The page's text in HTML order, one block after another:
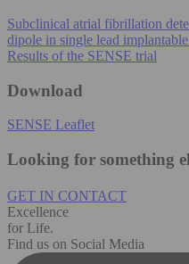
Subclinical atrial fibrillation
dipole in single lead
Results of the SENSE trial
Download
SENSE Leaflet
Looking for something
GET IN CONTACT
Excellence
for Life.
Find us on Social Media